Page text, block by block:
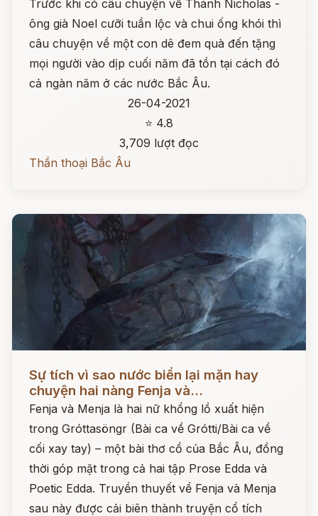
Trước khi có câu chuyện về Thánh Nicholas -
ông già Noel cưỡi tuần lộc và chui ống khói thì
câu chuyện về một con dê đem quà đến tặng
mọi người vào dịp cuối năm đã tồn tại cách đó
cả ngàn năm ở các nước Bắc Âu.
26-04-2021
⭐ 4.8
3,709 lượt đọc
Thần thoại Bắc Âu
Sự tích vì sao nước biển lại mặn hay
chuyện hai nàng Fenja và...
Fenja và Menja là hai nữ khổng lồ xuất hiện
trong Gróttasöngr (Bài ca về Grótti/Bài ca về
cối xay tay) – một bài thơ cổ của Bắc Âu, đồng
thời góp mặt trong cả hai tập Prose Edda và
Poetic Edda. Truyền thuyết về Fenja và Menja
sau này được cải biên thành truyện cổ tích